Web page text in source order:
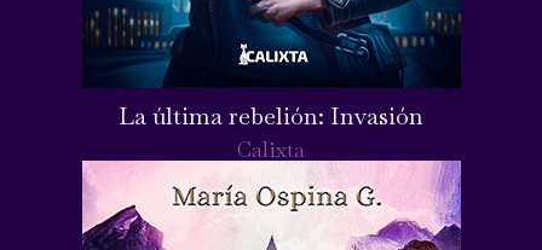
La última rebelión: Invasión
Calixta